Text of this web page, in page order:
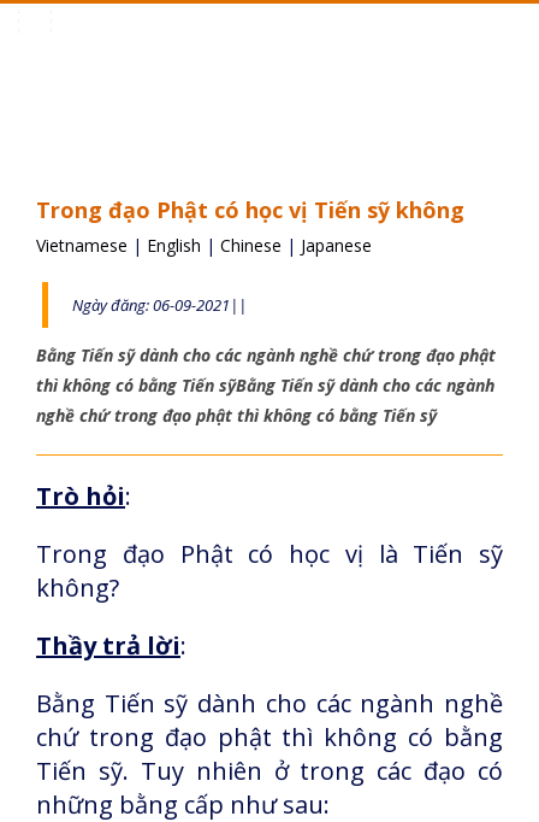
Trong đạo Phật có học vị Tiến sỹ không
Vietnamese | English | Chinese | Japanese
Ngày đăng: 06-09-2021||
Bằng Tiến sỹ dành cho các ngành nghề chứ trong đạo phật
thì không có bằng Tiến sỹBằng Tiến sỹ dành cho các ngành
nghề chứ trong đạo phật thì không có bằng Tiến sỹ
Trò hỏi:
Trong đạo Phật có học vị là Tiến sỹ
không?
Thầy trả lời:
Bằng Tiến sỹ dành cho các ngành nghề
chứ trong đạo phật thì không có bằng
Tiến sỹ. Tuy nhiên ở trong các đạo có
những bằng cấp như sau: